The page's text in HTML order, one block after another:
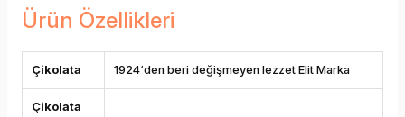
Ürün Özellikleri
Çikolata 1924‘den beri değişmeyen lezzet Elit Marka
Çikolata